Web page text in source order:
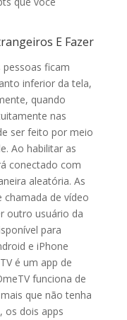
E Fazer
ficam
inferior da tela,
quando
nas
ser feito por meio
Ao habilitar as
conectado com
aleatória. As
de vídeo
outro usuário da
para
e iPhone
é um app de
funciona de
que não tenha
os dois apps